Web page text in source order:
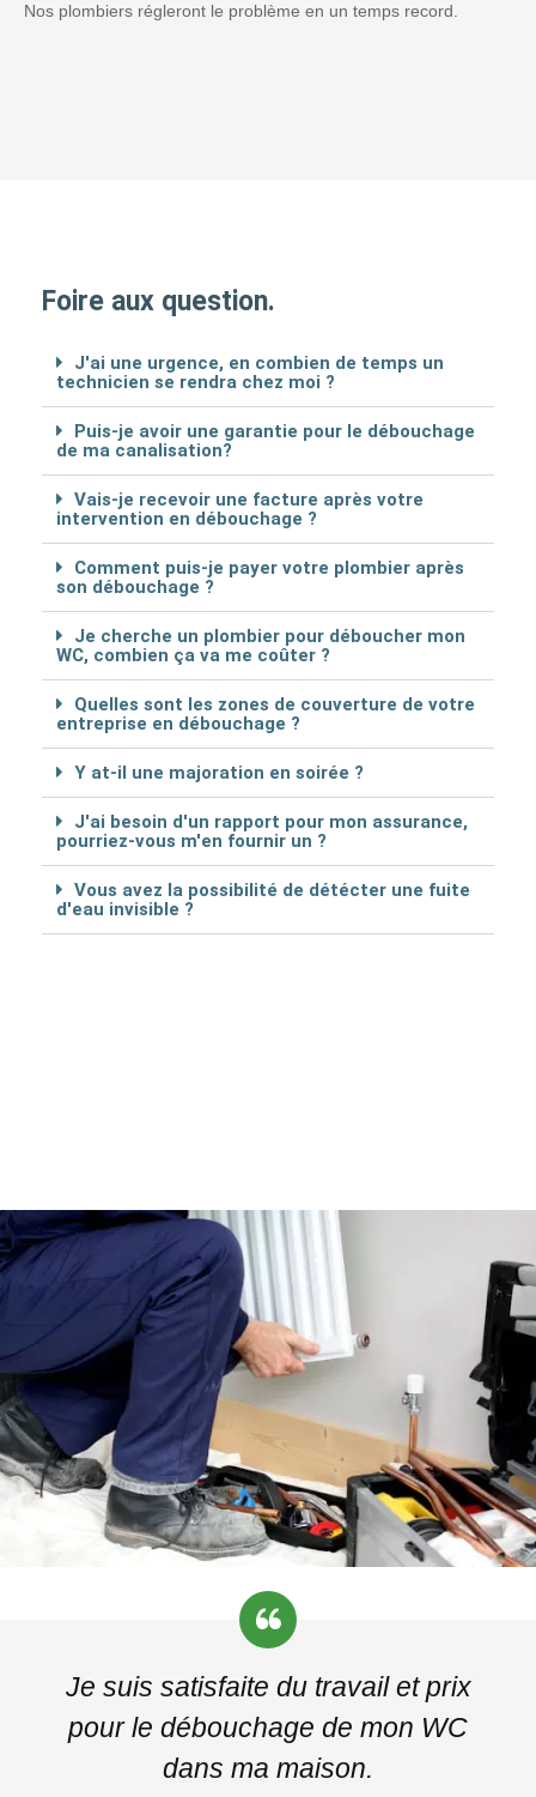
Nos plombiers régleront le problème en un temps record.
Foire aux question.
J'ai une urgence, en combien de temps un
technicien se rendra chez moi ?
Puis-je avoir une garantie pour le débouchage
de ma canalisation?
Vais-je recevoir une facture après votre
intervention en débouchage ?
Comment puis-je payer votre plombier après
son débouchage ?
Je cherche un plombier pour déboucher mon
WC, combien ça va me coûter ?
Quelles sont les zones de couverture de votre
entreprise en débouchage ?
Y at-il une majoration en soirée ?
J'ai besoin d'un rapport pour mon assurance,
pourriez-vous m'en fournir un ?
Vous avez la possibilité de détécter une fuite
d'eau invisible ?
Je suis satisfaite du travail et prix
pour le débouchage de mon WC
dans ma maison.